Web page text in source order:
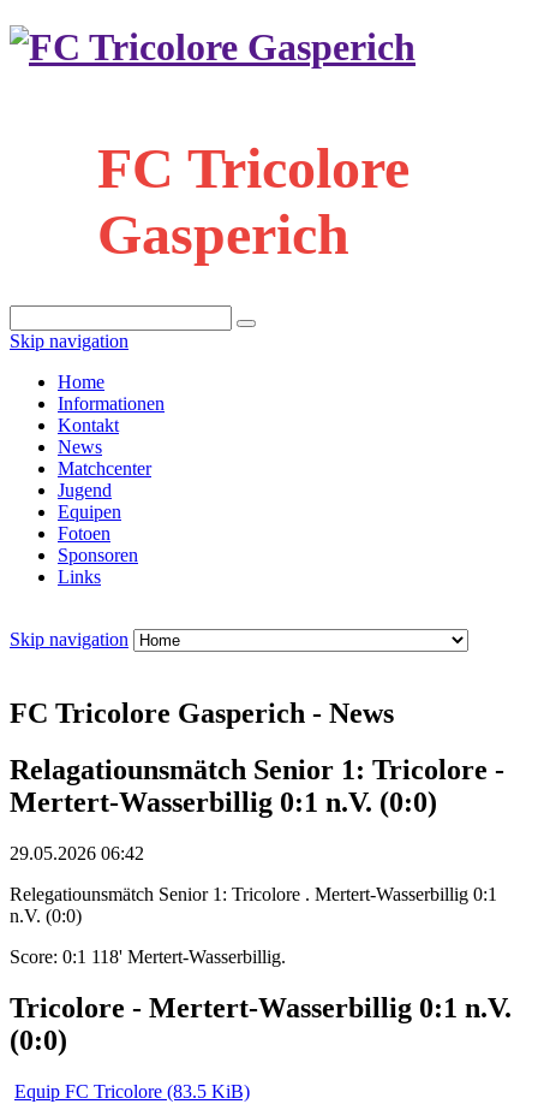
FC Tricolore
Gasperich
Skip navigation
Home
Informationen
Kontakt
News
Matchcenter
Jugend
Equipen
Fotoen
Sponsoren
Links
Skip navigation
FC Tricolore Gasperich - News
Relagatiounsmätch Senior 1: Tricolore -
Mertert-Wasserbillig 0:1 n.V. (0:0)
29.05.2026 06:42
Relegatiounsmätch Senior 1: Tricolore . Mertert-Wasserbillig 0:1
n.V. (0:0)
Score: 0:1 118' Mertert-Wasserbillig.
Tricolore - Mertert-Wasserbillig 0:1 n.V.
(0:0)
Equip FC Tricolore (83.5 KiB)